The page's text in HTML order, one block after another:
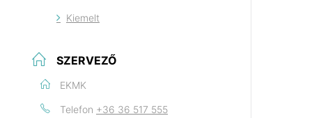
Kiemelt
SZERVEZŐ
EKMK
Telefon +36 36 517 555